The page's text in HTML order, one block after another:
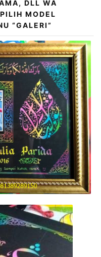
DLL WA
MODEL
“GALERI”